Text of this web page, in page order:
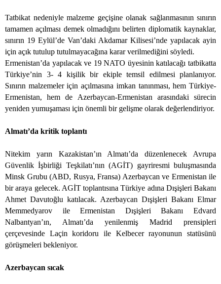
Tatbikat nedeniyle malzeme geçişine olanak sağlanmasının sınırın
tamamen açılması demek olmadığını belirten diplomatik kaynaklar,
sınırın 19 Eylül’de Van’daki Akdamar Kilisesi’nde yapılacak ayin
için açık tutulup tutulmayacağına karar verilmediğini söyledi.
Ermenistan’da yapılacak ve 19 NATO üyesinin katılacağı tatbikatta
Türkiye’nin 3- 4 kişilik bir ekiple temsil edilmesi planlanıyor.
Sınırın malzemeler için açılmasına imkan tanınması, hem Türkiye-
Ermenistan, hem de Azerbaycan-Ermenistan arasındaki sürecin
yeniden yumuşaması için önemli bir gelişme olarak değerlendiriyor.
Almatı’da kritik toplantı
Nitekim yarın Kazakistan’ın Almatı’da düzenlenecek Avrupa
Güvenlik İşbirliği Teşkilatı’nın (AGİT) gayriresmi buluşmasında
Minsk Grubu (ABD, Rusya, Fransa) Azerbaycan ve Ermenistan ile
bir araya gelecek. AGİT toplantısına Türkiye adına Dışişleri Bakanı
Ahmet Davutoğlu katılacak. Azerbaycan Dışişleri Bakanı Elmar
Memmedyarov ile Ermenistan Dışişleri Bakanı Edvard
Nalbantyan’ın, Almatı’da yenilenmiş Madrid prensipleri
çerçevesinde Laçin koridoru ile Kelbecer rayonunun statüsünü
görüşmeleri bekleniyor.
Azerbaycan sıcak